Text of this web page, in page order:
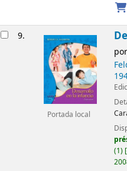
9.
Portada local
por
(1)